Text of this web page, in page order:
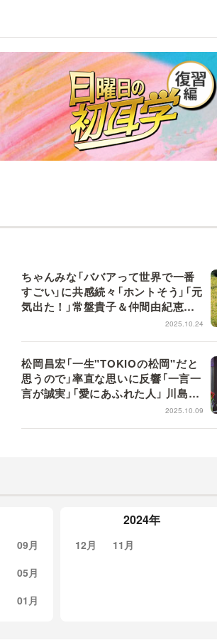
エンタメMBS
サタプラ ～気になる情報をちょこっとプラス～
月曜の蛙、大海を知る。
ちゃんみな「ババアって世界で一番
すごい」に共感続々「ホントそう」「元
気出た！」常盤貴子＆仲間由紀恵は
再び能登へ【日曜日の初耳学】2025.10.24
松岡昌宏「一生"TOKIOの松岡"だと
思うので」率直な思いに反響「一言一
言が誠実」「愛にあふれた人」 川島明
は理想のMC像明かす【日曜日の初耳
2025.10.09
09月
05月
01月
2024年
12月 11月